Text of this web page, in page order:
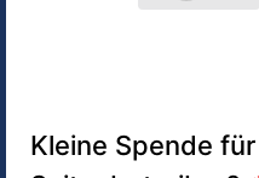
Kleine Spende